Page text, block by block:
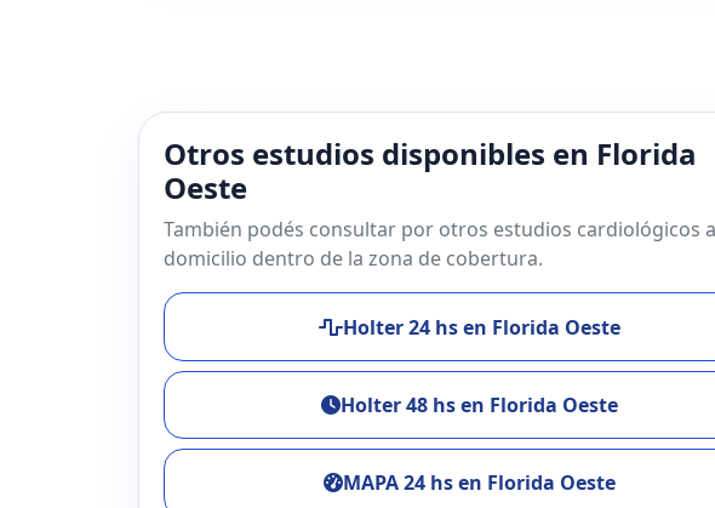
Otros estudios disponibles en Florida
Oeste
También podés consultar por otros estudios cardiológicos a
domicilio dentro de la zona de cobertura.
Holter 24 hs en Florida Oeste
Holter 48 hs en Florida Oeste
MAPA 24 hs en Florida Oeste